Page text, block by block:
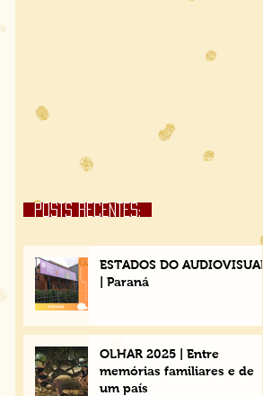
POSTS RECENTES;
ESTADOS DO AUDIOVISUAL
| Paraná
OLHAR 2025 | Entre
memórias familiares e de
um país